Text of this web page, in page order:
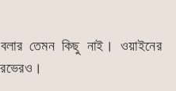
তেমন কিছু নাই। ওয়াইনের